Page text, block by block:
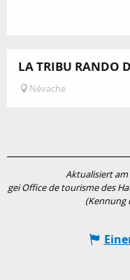
LA TRIBU RANDO
Névache
Aktualisiert am
gei Office de tourisme des
(Kennung